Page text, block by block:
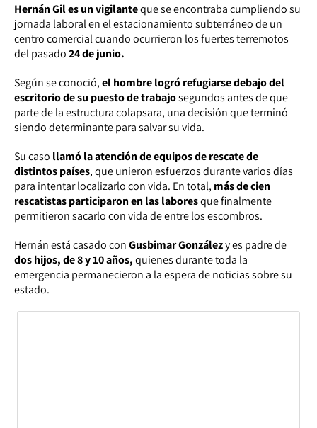
Hernán Gil es un vigilanteque se encontraba cumpliendo su
jornada laboral en el estacionamiento subterráneo de un
centro comercial cuando ocurrieron los fuertes terremotos
del pasado24 de junio.
Según se conoció,el hombre logró refugiarse debajo del
escritorio de su puesto de trabajosegundos antes de que
parte de la estructura colapsara, una decisión que terminó
siendo determinante para salvar su vida.
Su caso llamó la atención de equipos de rescate de
distintos países, que unieron esfuerzos durante varios días
para intentar localizarlo con vida. En total, más de cien
rescatistas participaron en las laboresque finalmente
permitieron sacarlo con vida de entre los escombros.
Hernán está casado conGusbimar Gonzálezy es padre de
dos hijos, de 8 y 10 años,quienes durante toda la
emergencia permanecieron a la espera de noticias sobre su
estado.